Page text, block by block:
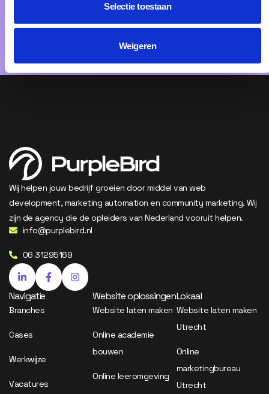
Selectie toestaan
Weigeren
Wij helpen jouw bedrijf groeien door middel van web
development, marketing automation en community marketing. Wij
zijn de agency die de opleiders van Nederland vooruit helpen.
info@purplebird.nl
06 31295169
Navigatie
Branches
Cases
Werkwijze
Vacatures
Website oplossingen
Website laten maken
Online academie
bouwen
Online leeromgeving
Lokaal
Website laten maken
Utrecht
Online
marketingbureau
Utrecht